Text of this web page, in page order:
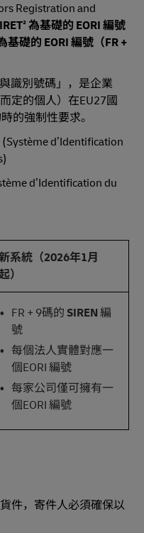
Registration and
為基礎的 EORI 編號
基礎的 EORI 編號（FR +
識別號碼」，是企業
定的個人）在EU27國
的強制性要求。
d’Identification
d’Identification du
系統（2026年1月
）
FR + 9碼的 SIREN 編
號
每個法人實體對應一
個EORI 編號
每家公司僅可擁有一
個EORI 編號
件，寄件人必須確保以